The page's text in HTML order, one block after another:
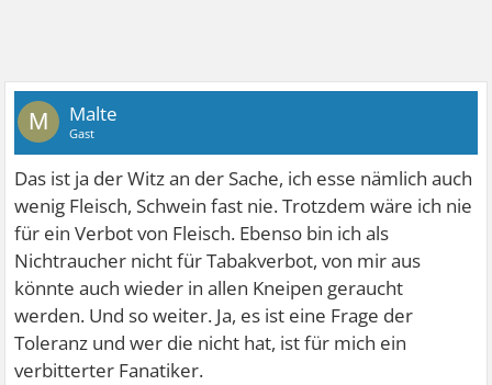
M Malte
Gast
Das ist ja der Witz an der Sache, ich esse nämlich auch
wenig Fleisch, Schwein fast nie. Trotzdem wäre ich nie
für ein Verbot von Fleisch. Ebenso bin ich als
Nichtraucher nicht für Tabakverbot, von mir aus
könnte auch wieder in allen Kneipen geraucht
werden. Und so weiter. Ja, es ist eine Frage der
Toleranz und wer die nicht hat, ist für mich ein
verbitterter Fanatiker.